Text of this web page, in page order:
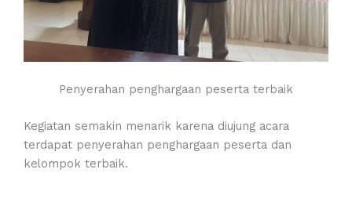
Penyerahan penghargaan peserta terbaik
Kegiatan semakin menarik karena diujung acara
terdapat penyerahan penghargaan peserta dan
kelompok terbaik.